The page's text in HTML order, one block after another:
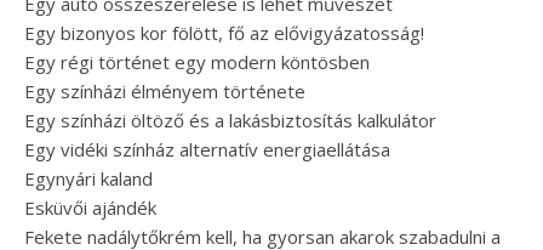
Egy bizonyos kor fölött, fő az elővigyázatosság!
Egy régi történet egy modern köntösben
Egy színházi élményem története
Egy színházi öltöző és a lakásbiztosítás kalkulátor
Egy vidéki színház alternatív energiaellátása
Egynyári kaland
Esküvői ajándék
Fekete nadálytőkrém kell, ha gyorsan akarok szabadulni a